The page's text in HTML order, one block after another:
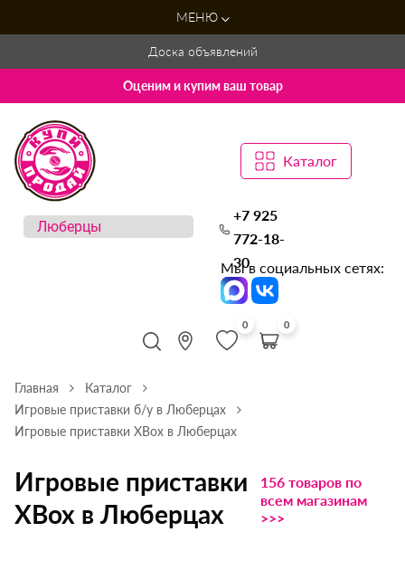
МЕНЮ
Доска объявлений
Оценим и купим ваш товар
Каталог
+7 925
772-18-
30
Мы в социальных сетях:
0 0
Главная
Каталог
Игровые приставки б/у в Люберцах
Игровые приставки XBox в Люберцах
Игровые приставки
XBox в Люберцах
156 товаров по
всем магазинам
>>>